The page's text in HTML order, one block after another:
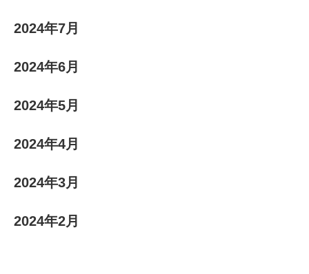
2024年7月
2024年6月
2024年5月
2024年4月
2024年3月
2024年2月